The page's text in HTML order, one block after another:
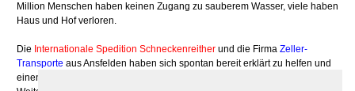
Million Menschen haben keinen Zugang zu sauberem Wasser, viele haben
Haus und Hof verloren.
Die Internationale Spedition Schneckenreither und die Firma Zeller-
Transporte aus Ansfelden haben sich spontan bereit erklärt zu helfen und
einen Auflieger für die Hochwasserhilfe zur Verfügung zu stellen.